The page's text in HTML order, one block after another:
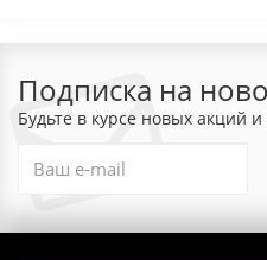
Подписка на
Будьте в курсе новых акций